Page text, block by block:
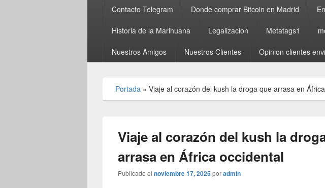
Contacto Telegram Donde comprar Bitcoin en Madrid
Historia de la Marihuana Legalizacion Metatags1
Nuestros Amigos Nuestros Clientes Opinion clientes
Portada » Viaje al corazón del kush la droga que arrasa en
Viaje al corazón del kush la
arrasa en África occidental
Publicado el noviembre 17, 2025poradmin